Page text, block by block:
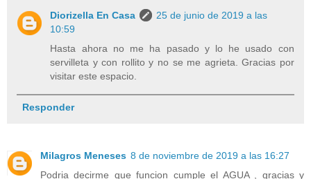
Diorizella En Casa
25 de junio de 2019 a las
10:59
Hasta ahora no me ha pasado y lo he usado con
servilleta y con rollito y no se me agrieta. Gracias por
visitar este espacio.
Responder
Milagros Meneses 8 de noviembre de 2019 a las 16:27
Podria decirme que funcion cumple el AGUA , gracias y